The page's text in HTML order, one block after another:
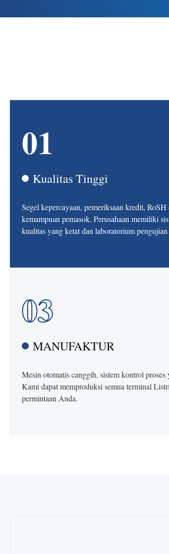
01
Kualitas Tinggi
Segel kepercayaan, pemeriksaan kredit,
kemampuan pemasok. Perusahaan memiliki
kualitas yang ketat dan laboratorium
03
MANUFAKTUR
Mesin otomatis canggih, sistem kontrol proses
Kami dapat memproduksi semua terminal
permintaan Anda.